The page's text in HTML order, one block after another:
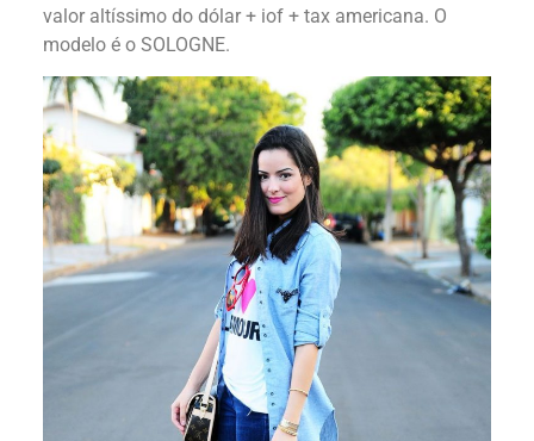
valor altíssimo do dólar + iof + tax americana. O
modelo é o SOLOGNE.